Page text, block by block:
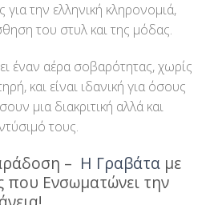
την ελληνική κληρονομιά,
του στυλ και της μόδας.
έναν αέρα σοβαρότητας, χωρίς
και είναι ιδανική για όσους
μια διακριτική αλλά και
τους.
– Η Γραβάτα με
που Ενσωματώνει την